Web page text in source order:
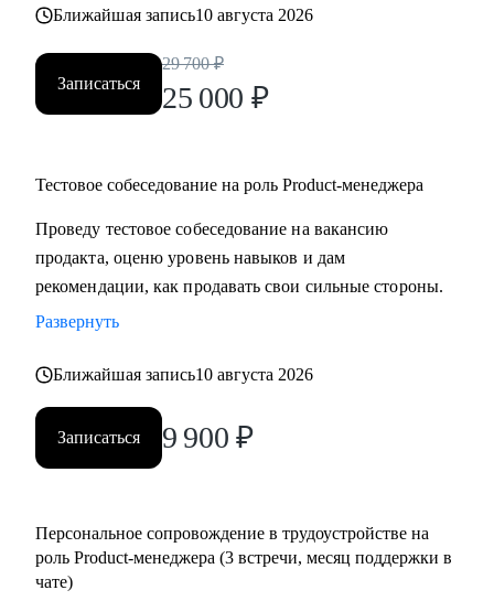
• Project-менеджерам и маркетологам, кто хочет перейти в
Ближайшая запись10 августа 2026
Записаться
29 700 ₽
25 000 ₽
Тестовое собеседование на роль Product-менеджера
Проведу тестовое собеседование на вакансию
продакта, оценю уровень навыков и дам
рекомендации, как продавать свои сильные стороны.
Развернуть
Ближайшая запись10 августа 2026
Записаться 9 900 ₽
Персональное сопровождение в трудоустройстве на
роль Product-менеджера (3 встречи, месяц поддержки в
чате)